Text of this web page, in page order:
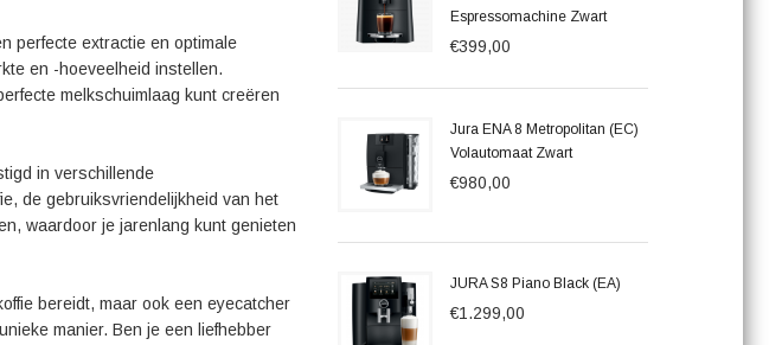
perfecte extractie en optimale
en -hoeveelheid instellen.
melkschuimlaag kunt creëren
in verschillende
de gebruiksvriendelijkheid van het
waardoor je jarenlang kunt genieten
bereidt, maar ook een eyecatcher
manier. Ben je een liefhebber
Espressomachine Zwart
€399,00
Jura ENA 8 Metropolitan (EC)
Volautomaat Zwart
€980,00
JURA S8 Piano Black (EA)
€1.299,00